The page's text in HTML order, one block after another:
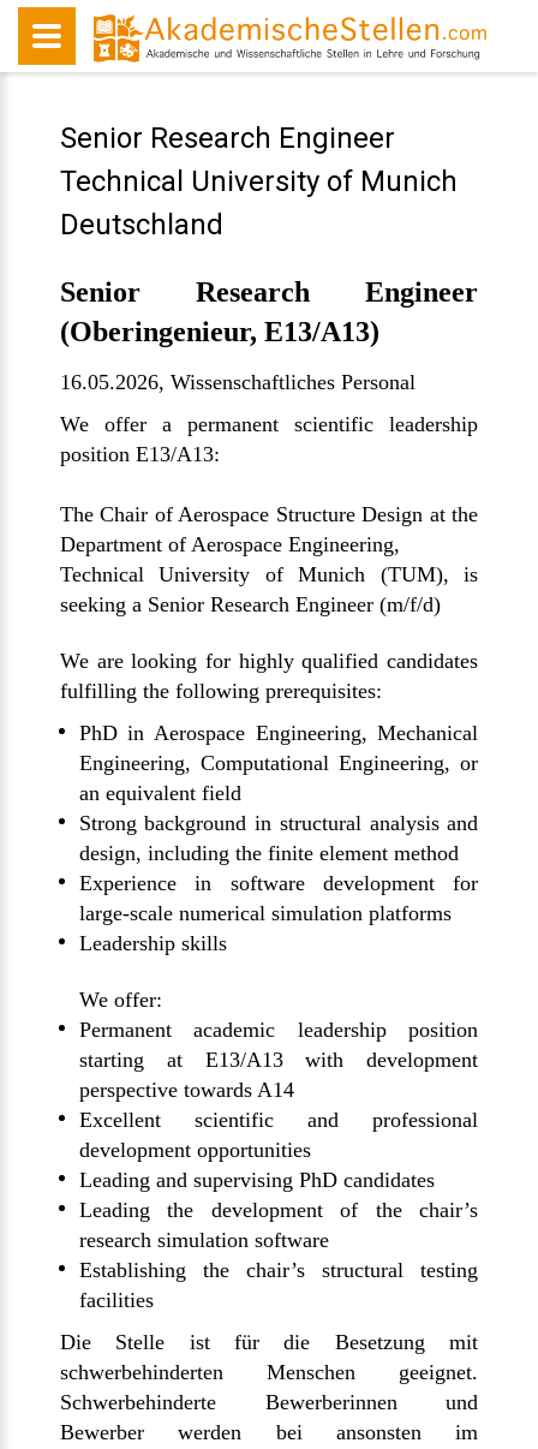
Senior Research Engineer
Technical University of Munich
Deutschland
Senior Research Engineer
(Oberingenieur, E13/A13)
16.05.2026, Wissenschaftliches Personal
We offer a permanent scientific leadership
position E13/A13:
The Chair of Aerospace Structure Design at the
Department of Aerospace Engineering,
Technical University of Munich (TUM), is
seeking a Senior Research Engineer (m/f/d)
We are looking for highly qualified candidates
fulfilling the following prerequisites:
PhD in Aerospace Engineering, Mechanical
Engineering, Computational Engineering, or
an equivalent field
Strong background in structural analysis and
design, including the finite element method
Experience in software development for
large-scale numerical simulation platforms
Leadership skills
We offer:
Permanent academic leadership position
starting at E13/A13 with development
perspective towards A14
Excellent scientific and professional
development opportunities
Leading and supervising PhD candidates
Leading the development of the chair’s
research simulation software
Establishing the chair’s structural testing
facilities
Die Stelle ist für die Besetzung mit
schwerbehinderten Menschen geeignet.
Schwerbehinderte Bewerberinnen und
Bewerber werden bei ansonsten im